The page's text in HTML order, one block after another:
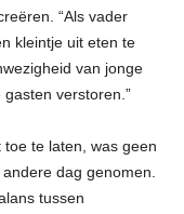
“Als vader
kleintje uit eten te
van jonge
verstoren.”
te laten, was geen
dag genomen.
tussen